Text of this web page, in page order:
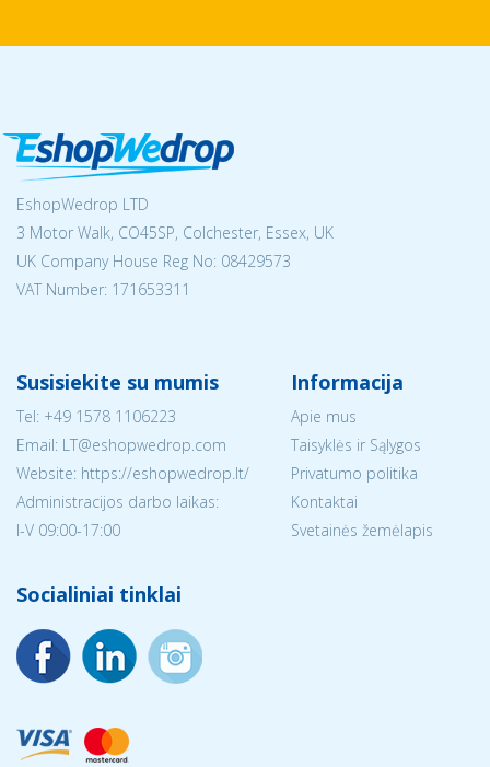
EshopWedrop LTD
3 Motor Walk, CO45SP, Colchester, Essex, UK
UK Company House Reg No: 08429573
VAT Number: 171653311
Susisiekite su mumis
Tel: +49 1578 1106223
Email: LT@eshopwedrop.com
Website: https://eshopwedrop.lt/
Administracijos darbo laikas:
I-V 09:00-17:00
Informacija
Apie mus
Taisyklės ir Sąlygos
Privatumo politika
Kontaktai
Svetainės žemėlapis
Socialiniai tinklai